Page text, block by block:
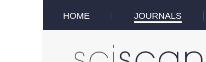
HOME JOURNALS